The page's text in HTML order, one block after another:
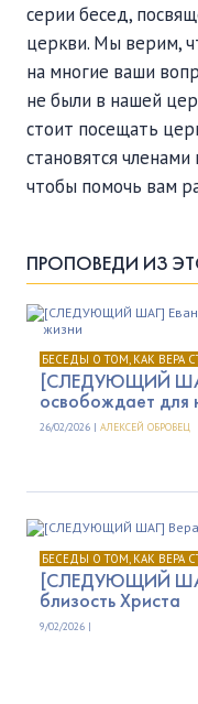
серии бесед,
церкви. Мы верим,
на многие ваши
не были в нашей
стоит посещать
становятся
чтобы помочь вам
ПРОПОВЕДИ ИЗ
БЕСЕДЫ О ТОМ, КАК ВЕРА
[СЛЕДУЮЩИЙ
освобождает для
26/02/2026 | АЛЕКСЕЙ ОБРОВЕЦ
БЕСЕДЫ О ТОМ, КАК ВЕРА
[СЛЕДУЮЩИЙ
близость Христа
9/02/2026 |